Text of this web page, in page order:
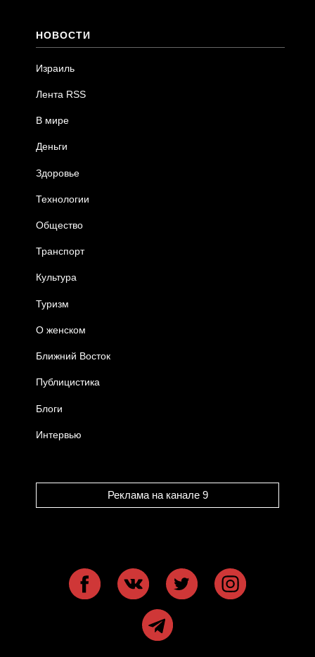
НОВОСТИ
Израиль
Лента RSS
В мире
Деньги
Здоровье
Технологии
Общество
Транспорт
Культура
Туризм
О женском
Ближний Восток
Публицистика
Блоги
Интервью
Реклама на канале 9